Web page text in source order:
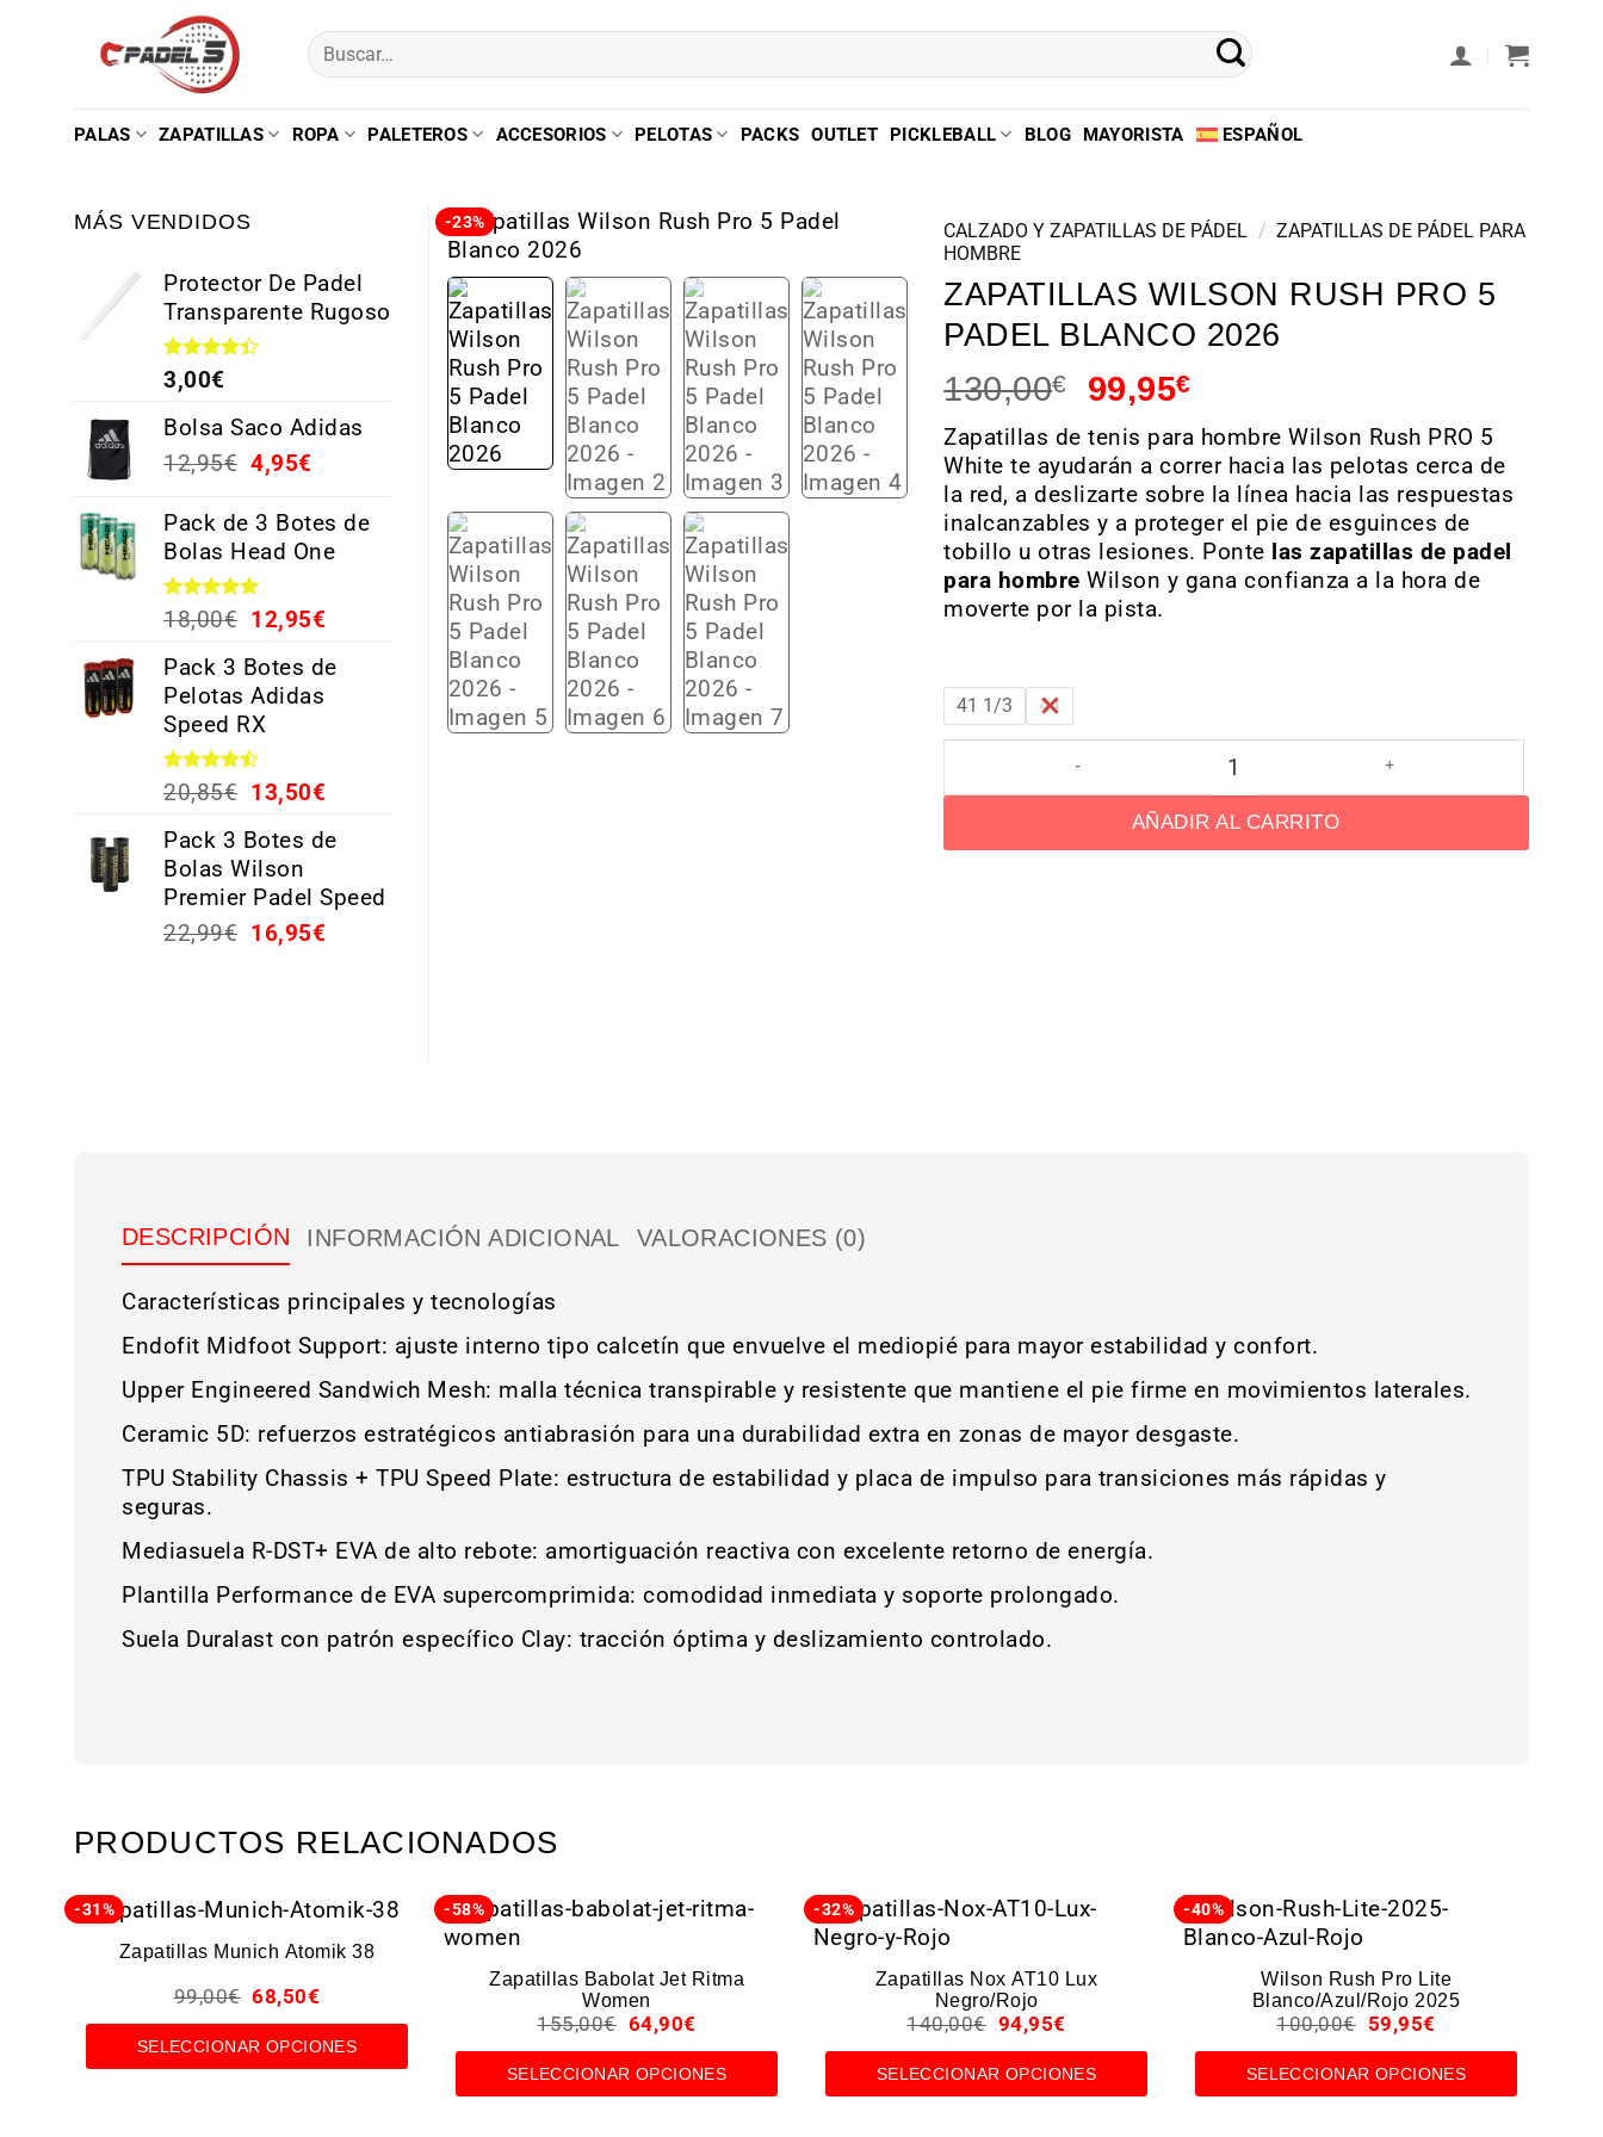
PALAS ZAPATILLAS ROPA PALETEROS ACCESORIOS PELOTAS PACKS OUTLET PICKLEBALL BLOG MAYORISTA ESPAÑOL
-23% CALZADO Y ZAPATILLAS DE PÁDEL / ZAPATILLAS DE PÁDEL PARA
HOMBRE
ZAPATILLAS WILSON RUSH PRO 5
PADEL BLANCO 2026
130,00€ 99,95€
Zapatillas de tenis para hombre Wilson Rush PRO 5
White te ayudarán a correr hacia las pelotas cerca de
la red, a deslizarte sobre la línea hacia las respuestas
inalcanzables y a proteger el pie de esguinces de
tobillo u otras lesiones. Ponte las zapatillas de padel
para hombre Wilson y gana confianza a la hora de
moverte por la pista.
41 1/3 44
AÑADIR AL CARRITO
MÁS VENDIDOS
Protector De Padel
Transparente Rugoso
Valorado
con 4.38
3,00€
Bolsa Saco Adidas
12,95€ 4,95€
Pack de 3 Botes de
Bolas Head One
Valorado
con 5.00
18,00€ 12,95€
Pack 3 Botes de
Pelotas Adidas
Speed RX
Valorado
con 4.44
20,85€ 13,50€
Pack 3 Botes de
Bolas Wilson
Premier Padel Speed
22,99€ 16,95€
DESCRIPCIÓN INFORMACIÓN ADICIONAL VALORACIONES (0)
Características principales y tecnologías
Endofit Midfoot Support: ajuste interno tipo calcetín que envuelve el mediopié para mayor estabilidad y confort.
Upper Engineered Sandwich Mesh: malla técnica transpirable y resistente que mantiene el pie firme en movimientos laterales.
Ceramic 5D: refuerzos estratégicos antiabrasión para una durabilidad extra en zonas de mayor desgaste.
TPU Stability Chassis + TPU Speed Plate: estructura de estabilidad y placa de impulso para transiciones más rápidas y
seguras.
Mediasuela R-DST+ EVA de alto rebote: amortiguación reactiva con excelente retorno de energía.
Plantilla Performance de EVA supercomprimida: comodidad inmediata y soporte prolongado.
Suela Duralast con patrón específico Clay: tracción óptima y deslizamiento controlado.
PRODUCTOS RELACIONADOS
-31%
Zapatillas Munich Atomik 38
99,00€ 68,50€
SELECCIONAR OPCIONES
-58%
Zapatillas Babolat Jet Ritma
Women
155,00€ 64,90€
SELECCIONAR OPCIONES
-32%
Zapatillas Nox AT10 Lux
Negro/Rojo
140,00€ 94,95€
SELECCIONAR OPCIONES
-40%
Wilson Rush Pro Lite
Blanco/Azul/Rojo 2025
100,00€ 59,95€
SELECCIONAR OPCIONES